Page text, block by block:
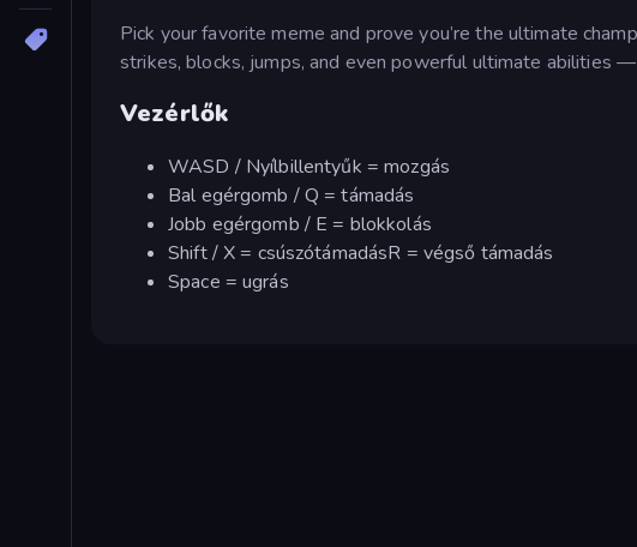
Pick your favorite meme and prove you’re the ultimate
strikes, blocks, jumps, and even powerful ultimate abilities
Vezérlők
WASD / Nyílbillentyűk = mozgás
Bal egérgomb / Q = támadás
Jobb egérgomb / E = blokkolás
Shift / X = csúszótámadásR = végső támadás
Space = ugrás